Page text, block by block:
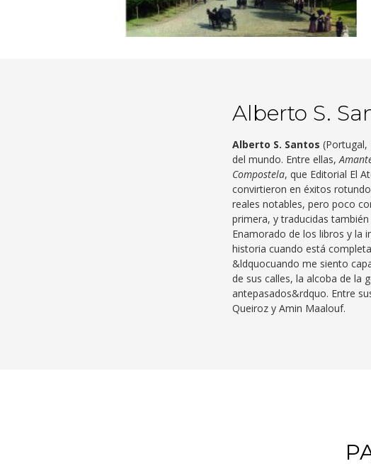
Alberto S.
Alberto S. Santos (Portugal,
del mundo. Entre ellas,
Compostela, que Editorial El
convirtieron en éxitos
reales notables, pero poco
primera, y traducidas
Enamorado de los libros y la
historia cuando está
&ldquocuando me siento
de sus calles, la alcoba de la
antepasados&rdquo. Entre
Queiroz y Amin Maalouf.